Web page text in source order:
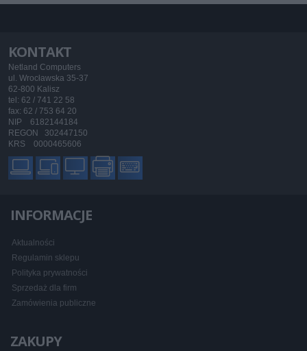
KONTAKT
Netland Computers
ul. Wrocławska 35-37
62-800 Kalisz
tel: 62 / 741 22 58
fax: 62 / 753 64 20
NIP 6182144184
REGON 302447150
KRS 0000465606
INFORMACJE
Aktualności
Regulamin sklepu
Polityka prywatności
Sprzedaż dla firm
Zamówienia publiczne
ZAKUPY